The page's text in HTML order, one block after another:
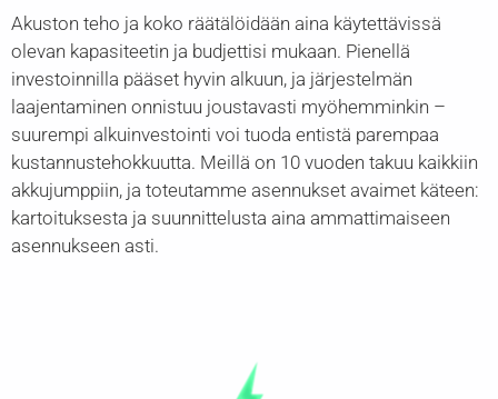
Akuston teho ja koko räätälöidään aina käytettävissä
olevan kapasiteetin ja budjettisi mukaan. Pienellä
investoinnilla pääset hyvin alkuun, ja järjestelmän
laajentaminen onnistuu joustavasti myöhemminkin –
suurempi alkuinvestointi voi tuoda entistä parempaa
kustannustehokkuutta. Meillä on 10 vuoden takuu kaikkiin
akkujumppiin, ja toteutamme asennukset avaimet käteen:
kartoituksesta ja suunnittelusta aina ammattimaiseen
asennukseen asti.